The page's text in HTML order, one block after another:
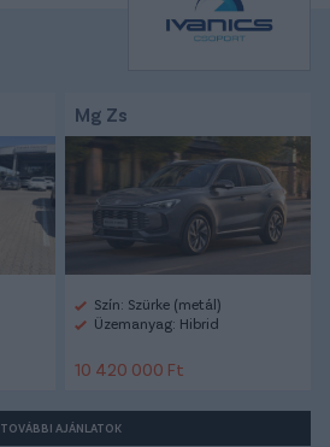
Mg Zs
Szín: Szürke (metál)
Üzemanyag: Hibrid
10 420 000 Ft
TOVÁBBI AJÁNLATOK